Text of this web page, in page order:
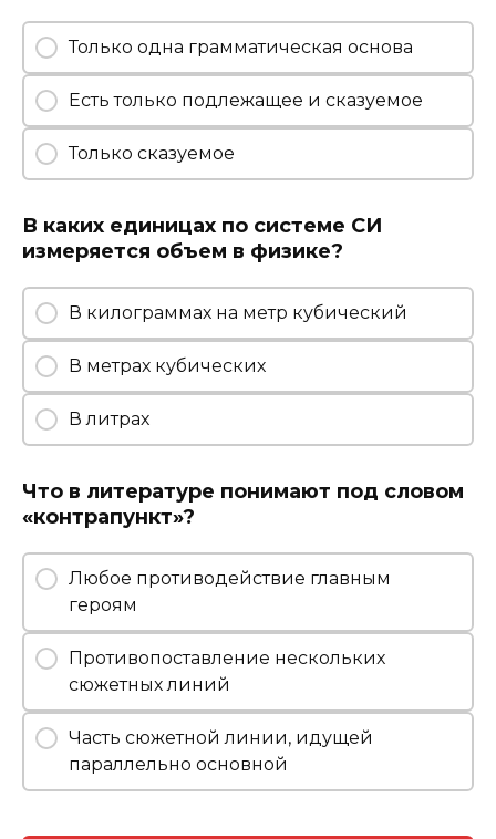
Только одна грамматическая основа
Есть только подлежащее и сказуемое
Только сказуемое
В каких единицах по системе СИ
измеряется объем в физике?
В килограммах на метр кубический
В метрах кубических
В литрах
Что в литературе понимают под словом
«контрапункт»?
Любое противодействие главным
героям
Противопоставление нескольких
сюжетных линий
Часть сюжетной линии, идущей
параллельно основной